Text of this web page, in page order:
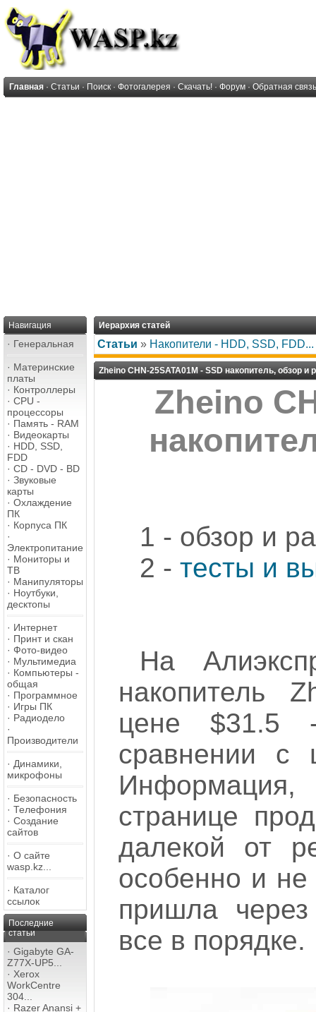
Главная · Статьи · Поиск · Фотогалерея · Скачать! · Форум · Обратная связь
Навигация
· Генеральная
· Материнские
платы
· Контроллеры
· CPU -
процессоры
· Память - RAM
· Видеокарты
· HDD, SSD,
FDD
· CD - DVD - BD
· Звуковые
карты
· Охлаждение
ПК
· Корпуса ПК
·
Электропитание
· Мониторы и
ТВ
· Манипуляторы
· Ноутбуки,
десктопы
· Интернет
· Принт и скан
· Фото-видео
· Мультимедиа
· Компьютеры -
общая
· Программное
· Игры ПК
· Радиодело
·
Производители
· Динамики,
микрофоны
· Безопасность
· Телефония
· Создание
сайтов
· О сайте
wasp.kz...
· Каталог
ссылок
Последние
статьи
· Gigabyte GA-
Z77X-UP5...
· Xerox
WorkCentre
304...
· Razer Anansi +
Иерархия статей
Статьи » Накопители - HDD, SSD, FDD...
Zheino CHN-25SATA01M - SSD накопитель, обзор и
Zheino
1 - обзор и
2 - тесты и
На
накопитель
цене $31.5
сравнении с
странице
далекой от
особенно и
пришла
все в порядке.